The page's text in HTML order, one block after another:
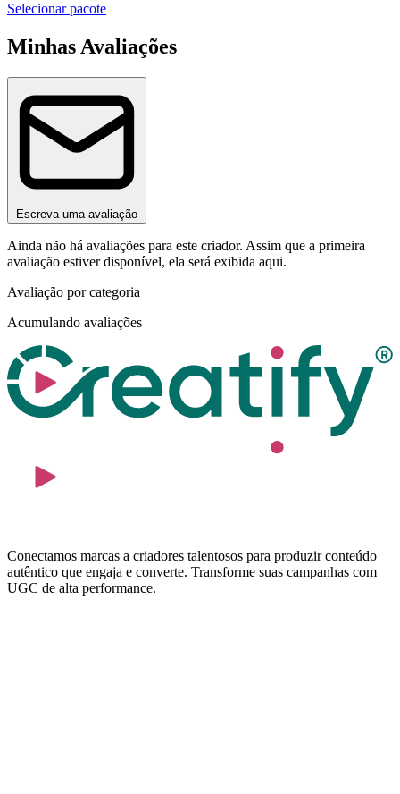
Selecionar pacote
Minhas Avaliações
Escreva uma avaliação
Ainda não há avaliações para este criador. Assim que a primeira
avaliação estiver disponível, ela será exibida aqui.
Avaliação por categoria
Acumulando avaliações
Conectamos marcas a criadores talentosos para produzir conteúdo
autêntico que engaja e converte. Transforme suas campanhas com
UGC de alta performance.